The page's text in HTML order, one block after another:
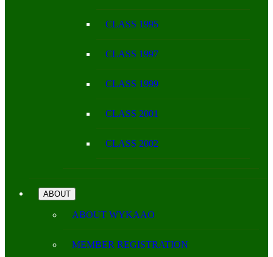
CLASS 1995
CLASS 1997
CLASS 1999
CLASS 2001
CLASS 2002
ABOUT
ABOUT WYKAAO
MEMBER REGISTRATION